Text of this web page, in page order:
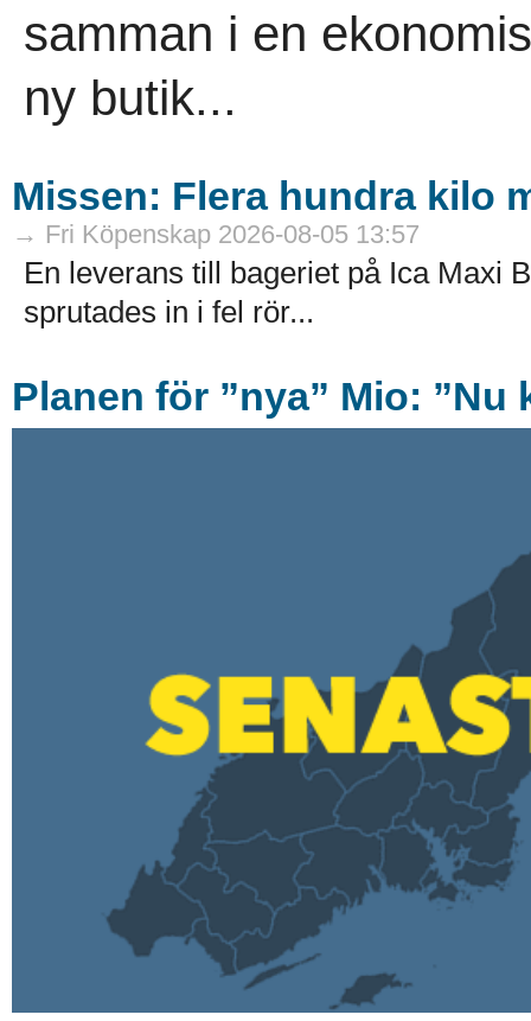
samman i en
ny butik...
Missen: Flera hundra kilo
→ Fri Köpenskap 2026-08-05 13:57
En leverans till bageriet på Ica Maxi
sprutades in i fel rör...
Planen för ”nya” Mio: